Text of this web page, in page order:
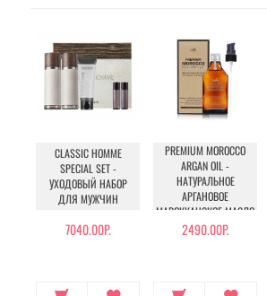
CLASSIC HOMME
SPECIAL SET -
УХОДОВЫЙ НАБОР
ДЛЯ МУЖЧИН
7040.00Р.
PREMIUM MOROCCO
ARGAN OIL -
НАТУРАЛЬНОЕ
АРГАНОВОЕ
МАРОККАНСКОЕ МАСЛО
ДЛЯ ВОЛОС
2490.00Р.